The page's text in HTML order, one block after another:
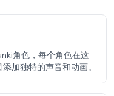
角色，每个角色在这
加独特的声音和动画。